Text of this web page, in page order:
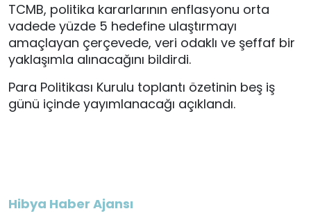
TCMB, politika kararlarının enflasyonu orta
vadede yüzde 5 hedefine ulaştırmayı
amaçlayan çerçevede, veri odaklı ve şeffaf bir
yaklaşımla alınacağını bildirdi.
Para Politikası Kurulu toplantı özetinin beş iş
günü içinde yayımlanacağı açıklandı.
Hibya Haber Ajansı